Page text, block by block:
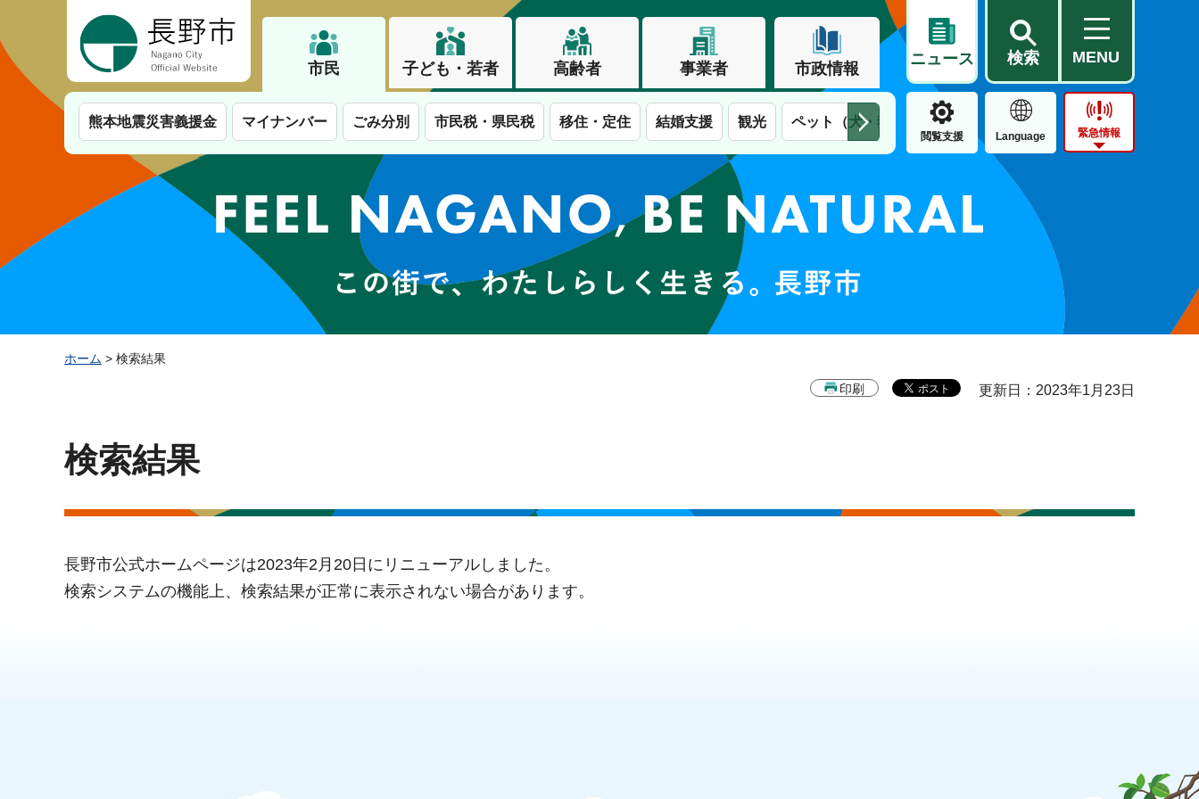
市民 子ども・若者 高齢者 事業者 市政情報
ニュース 検索 MENU
熊本地震災害義援金 マイナンバー ごみ分別 市民税・県民税 移住・定住 結婚支援 観光 ペット（犬・猫） 住民票・戸籍 公営住宅
閲覧支援 Language 緊急情報
この街で、わたしらしく生きる。長野市
ホーム > 検索結果
印刷 更新日：2023年1月23日
検索結果
長野市公式ホームページは2023年2月20日にリニューアルしました。
検索システムの機能上、検索結果が正常に表示されない場合があります。